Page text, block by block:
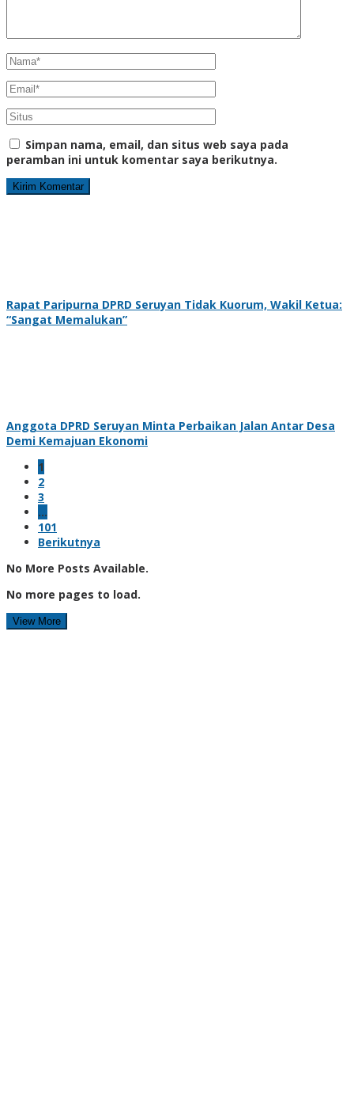
Simpan nama, email, dan situs web saya pada
peramban ini untuk komentar saya berikutnya.
Rapat Paripurna DPRD Seruyan Tidak Kuorum, Wakil Ketua:
“Sangat Memalukan”
Anggota DPRD Seruyan Minta Perbaikan Jalan Antar Desa
Demi Kemajuan Ekonomi
1
2
3
…
101
Berikutnya
No More Posts Available.
No more pages to load.
View More